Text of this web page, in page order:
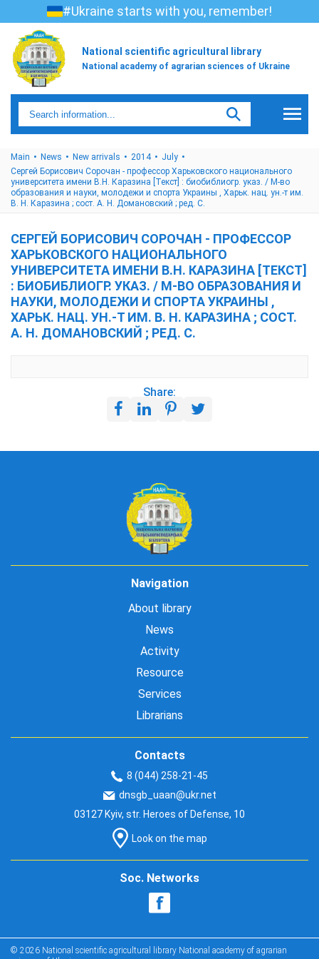
#Ukraine starts with you, remember!
National scientific agricultural library
National academy of agrarian sciences of Ukraine
Main News New arrivals 2014
July
Сергей Борисович Сорочан - профессор Харьковского национального
университета имени В.Н. Каразина [Текст] : биобиблиогр. указ. / М-во
образования и науки, молодежи и спорта Украины , Харьк. нац. ун.-т им.
В. Н. Каразина ; сост. А. Н. Домановский ; ред. С.
СЕРГЕЙ БОРИСОВИЧ СОРОЧАН - ПРОФЕССОР
ХАРЬКОВСКОГО НАЦИОНАЛЬНОГО
УНИВЕРСИТЕТА ИМЕНИ В.Н. КАРАЗИНА [ТЕКСТ]
: БИОБИБЛИОГР. УКАЗ. / М-ВО ОБРАЗОВАНИЯ И
НАУКИ, МОЛОДЕЖИ И СПОРТА УКРАИНЫ ,
ХАРЬК. НАЦ. УН.-Т ИМ. В. Н. КАРАЗИНА ; СОСТ.
А. Н. ДОМАНОВСКИЙ ; РЕД. С.
Share:
Navigation
About library
News
Activity
Resource
Services
Librarians
Contacts
8 (044) 258-21-45
dnsgb_uaan@ukr.net
03127 Kyiv, str. Heroes of Defense, 10
Look on the map
Soc. Networks
© 2026 National scientific agricultural library National academy of agrarian